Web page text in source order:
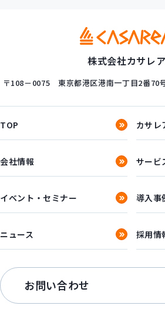
株式会社カサレ
〒108－0075 東京都港区港南一丁目2番70
TOP カサレ
会社情報 サービ
イベント・セミナー 導入事
ニュース 採用情
お問い合わせ